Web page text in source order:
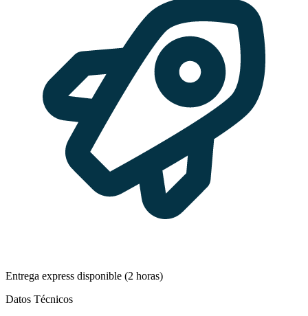
Entrega express disponible (2 horas)
Datos Técnicos